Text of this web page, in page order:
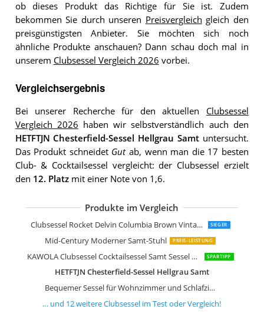
ob dieses Produkt das Richtige für Sie ist. Zudem
bekommen Sie durch unseren Preisvergleich gleich den
preisgünstigsten Anbieter. Sie möchten sich noch
ähnliche Produkte anschauen? Dann schau doch mal in
unserem Clubsessel Vergleich 2026 vorbei.
Vergleichsergebnis
Bei unserer Recherche für den aktuellen Clubsessel
Vergleich 2026 haben wir selbstverständlich auch den
HETFTJN Chesterfield-Sessel Hellgrau Samt untersucht.
Das Produkt schneidet Gutab, wenn man die 17 besten
Club- & Cocktailsessel vergleicht: der Clubsessel erzielt
den 12. Platzmit einer Note von 1,6.
Produkte im Vergleich
Clubsessel Rocket Delvin Columbia Brown Vintage-Leder SIEGER
Mid-Century Moderner Samt-Stuhl PREIS-LEISTUNG
KAWOLA Clubsessel Cocktailsessel Samt Sessel Narla Ohrensessel SPARTIPP
HETFTJN Chesterfield-Sessel Hellgrau Samt
Bequemer Sessel für Wohnzimmer und Schlafzimmer
Übergroßer Sessel moderner
Mid Century Moderner Akzentstuhl
Sessel aus Samt mit goldenen Beinen
CozyChair für kleine Räume
KAWOLA Sessel Fina Polstersessel
Atlantic Home Collection Leo Sessel
Atlantic Home Collection Leo Sessel
… und 12weitereClubsessel im Test oder Vergleich!